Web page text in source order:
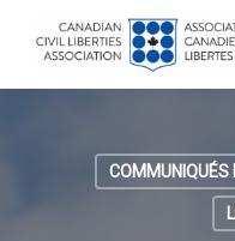
COMMUNIQUÉS